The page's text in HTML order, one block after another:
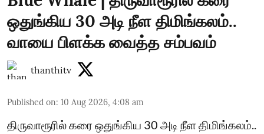
ஒதுங்கிய 30 அடி நீள திமிங்கலம்..
வாயை பிளக்க வைத்த சம்பவம்
thanthitv
Published on: 10 Aug 2026, 4:08 am
திருவாரூரில் கரை ஒதுங்கிய 30 அடி நீள திமிங்கலம்..